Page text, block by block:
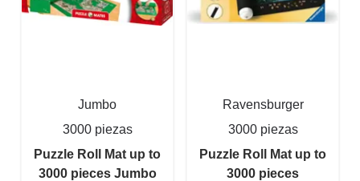
Jumbo
3000 piezas
Puzzle Roll Mat up to
3000 pieces Jumbo
Ravensburger
3000 piezas
Puzzle Roll Mat up to
3000 pieces